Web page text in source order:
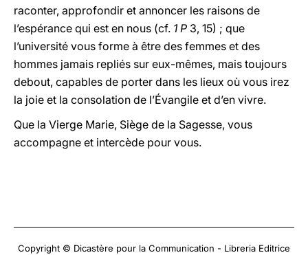
raconter, approfondir et annoncer les raisons de
l’espérance qui est en nous (cf. 1 P 3, 15) ; que
l’université vous forme à être des femmes et des
hommes jamais repliés sur eux-mêmes, mais toujours
debout, capables de porter dans les lieux où vous irez
la joie et la consolation de l’Évangile et d’en vivre.
Que la Vierge Marie, Siège de la Sagesse, vous
accompagne et intercède pour vous.
Copyright © Dicastère pour la Communication - Libreria Editrice